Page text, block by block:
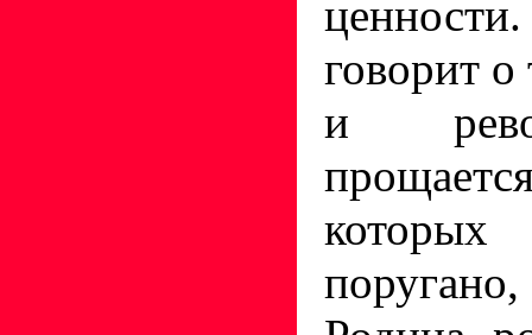
говорит
и